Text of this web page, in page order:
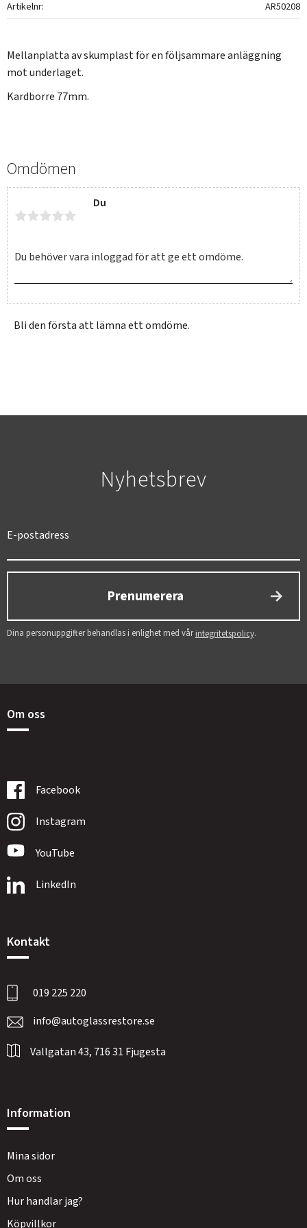
Artikelnr AR50208
Mellanplatta av skumplast för en följsammare anläggning
mot underlaget.
Kardborre 77mm.
Omdömen
Du
Bli den första att lämna ett omdöme.
Nyhetsbrev
Prenumerera
Dina personuppgifter behandlas i enlighet med vårintegritetspolicy.
Om oss
Facebook
Instagram
YouTube
LinkedIn
Kontakt
019 225 220
info@autoglassrestore.se
Vallgatan 43, 716 31 Fjugesta
Information
Mina sidor
Om oss
Hur handlar jag?
Köpvillkor